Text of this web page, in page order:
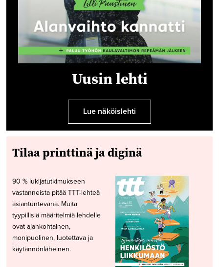
Uusin lehti
Lue näköislehti
Tilaa printtinä ja diginä
90 % lukijatutkimukseen
vastanneista pitää TTT-lehteä
asiantuntevana. Muita
tyypillisiä määritelmiä lehdelle
ovat ajankohtainen,
monipuolinen, luotettava ja
käytännönläheinen.